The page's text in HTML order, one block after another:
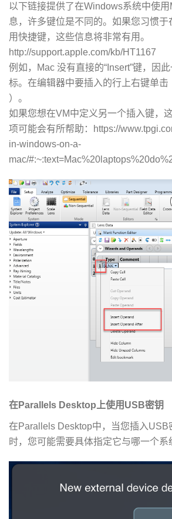
以下链接提供了在Windows系统中使
息，许多键位是不同的。如果您习惯
用快捷键，这些信息将非常有用。
http://support.apple.com/kb/HT1167
例如，Mac 没有直接的“Insert”键，因
标。在编辑器中要插入的行上右键单击
）。
如果您想在VM中定义另一个插入键，
项可能会有所帮助：
https://
in-windows-on-a-
mac/
在Parallels Desktop上使用USB密钥
在Parallels Desktop中，当您插入USB
时，您可能需要具体指定它与哪一个系